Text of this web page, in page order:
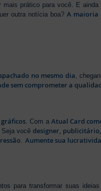
mais prático para você. E ainda
outra notícia boa?A maioria
no mesmo dia,
sem comprometer a
. Com a Atual Card
Seja vocêdesigner,
Aumente sua
para transformar suas ideias